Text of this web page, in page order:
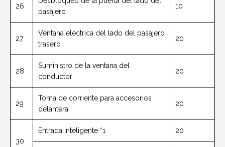
26
pasajero
10
27
Ventana eléctrica del lado del pasajero
trasero
20
28
Suministro de la ventana del
conductor
20
29
Toma de corriente para accesorios
delantera
20
30
Entrada inteligente *1 20